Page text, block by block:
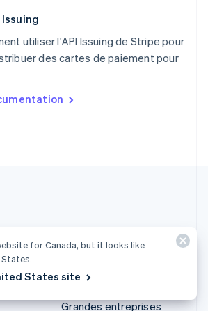
utiliser l'API Issuing de Stripe pour
des cartes de paiement pour
Solutions
Grandes entreprises
for Canada, but it looks like
States site